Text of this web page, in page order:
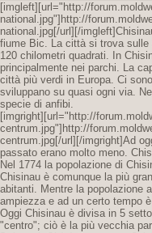
[imgleft][url="http://
national.jpg"]http://
national.jpg[/url][/
fiume Bic. La città si trova
120 chilometri quadrati. In
principalmente nei parchi. La
città più verdi in Europa. Ci
sviluppano su quasi ogni via.
specie di anfibi.
[imgright][url="http://
centrum.jpg"]http://
centrum.jpg[/url][/imgright]Ad
passato erano molto meno.
Nel 1774 la popolazione di
Chisinau è comunque la più
abitanti. Mentre la popolazione
ampiezza e ad un certo tempo
Oggi Chisinau è divisa in 5
"centro"; ciò è la più vecchia